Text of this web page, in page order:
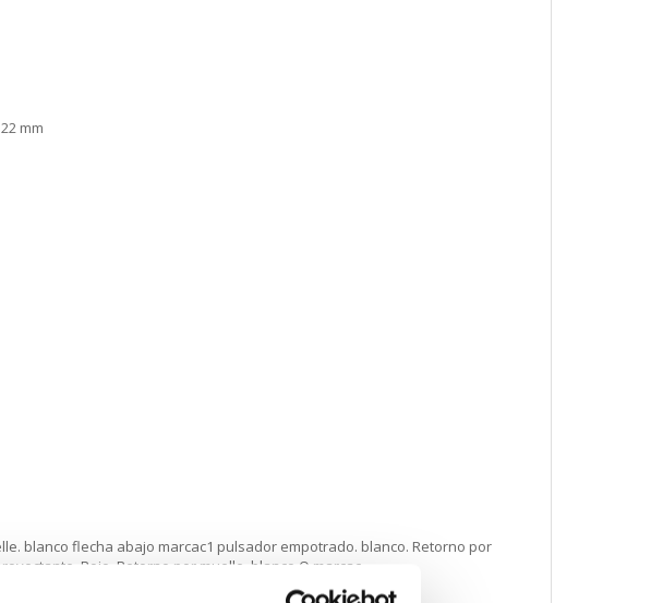
mm
blanco flecha abajo marcac1 pulsador empotrado. blanco. Retorno por
Rojo. Retorno por muelle. blanco O marcac